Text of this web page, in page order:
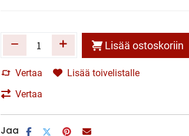
Lisää ostoskoriin
Vertaa
Lisää toivelistalle
Vertaa
Jaa